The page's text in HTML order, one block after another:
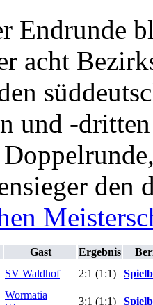
Endrunde
acht
und -
den
Gast Ergebnis
SV Waldhof 2:1 (1:1)
Wormatia
3:1 (1:1)